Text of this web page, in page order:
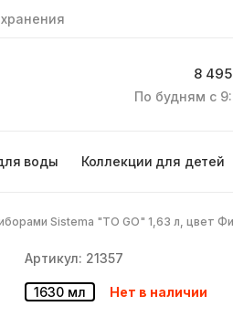
8
По будням с
воды Коллекции для детей
Sistema "TO GO" 1,63 л, цвет
Артикул: 21357
1630 мл Нет в наличии